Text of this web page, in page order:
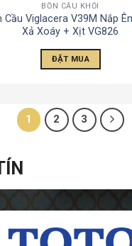
BỒN CẦU KHỐI
Cầu Viglacera V39M Nắp
Xả Xoáy + Xịt VG826
ĐẶT MUA
1 2 3